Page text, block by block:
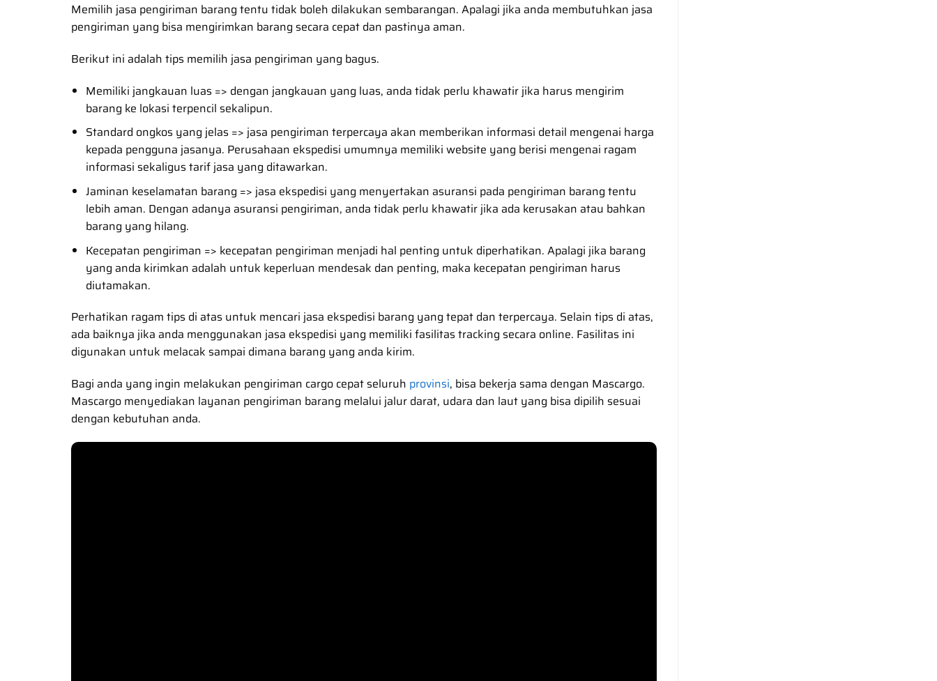
Memilih jasa pengiriman barang tentu tidak boleh dilakukan sembarangan. Apalagi jika anda membutuhkan jasa
pengiriman yang bisa mengirimkan barang secara cepat dan pastinya aman.
Berikut ini adalah tips memilih jasa pengiriman yang bagus.
Memiliki jangkauan luas => dengan jangkauan yang luas, anda tidak perlu khawatir jika harus mengirim
barang ke lokasi terpencil sekalipun.
Standard ongkos yang jelas => jasa pengiriman terpercaya akan memberikan informasi detail mengenai harga
kepada pengguna jasanya. Perusahaan ekspedisi umumnya memiliki website yang berisi mengenai ragam
informasi sekaligus tarif jasa yang ditawarkan.
Jaminan keselamatan barang => jasa ekspedisi yang menyertakan asuransi pada pengiriman barang tentu
lebih aman. Dengan adanya asuransi pengiriman, anda tidak perlu khawatir jika ada kerusakan atau bahkan
barang yang hilang.
Kecepatan pengiriman => kecepatan pengiriman menjadi hal penting untuk diperhatikan. Apalagi jika barang
yang anda kirimkan adalah untuk keperluan mendesak dan penting, maka kecepatan pengiriman harus
diutamakan.
Perhatikan ragam tips di atas untuk mencari jasa ekspedisi barang yang tepat dan terpercaya. Selain tips di atas,
ada baiknya jika anda menggunakan jasa ekspedisi yang memiliki fasilitas tracking secara online. Fasilitas ini
digunakan untuk melacak sampai dimana barang yang anda kirim.
Bagi anda yang ingin melakukan pengiriman cargo cepat seluruh provinsi, bisa bekerja sama dengan Mascargo.
Mascargo menyediakan layanan pengiriman barang melalui jalur darat, udara dan laut yang bisa dipilih sesuai
dengan kebutuhan anda.